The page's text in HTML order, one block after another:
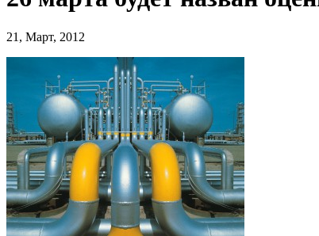
21, Март, 2012